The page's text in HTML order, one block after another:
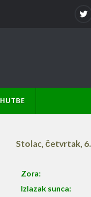
HUTBE
Stolac,četvrtak,
Zora:
Izlazak sunca: